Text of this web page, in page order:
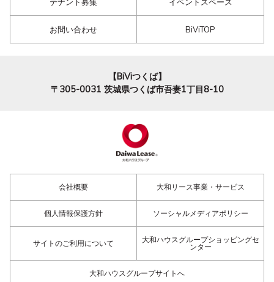
お問い合わせ BiViTOP
【BiViつくば】
〒305-0031 茨城県つくば市吾妻1丁目8-10
会社概要 大和リース事業・サービス
個人情報保護方針 ソーシャルメディアポリシー
サイトのご利用について
大和ハウスグループショッピングセ
ンター
大和ハウスグループサイトへ